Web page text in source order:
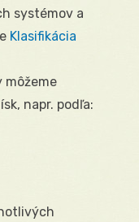
systémov a
Klasifikácia
môžeme
napr. podľa: